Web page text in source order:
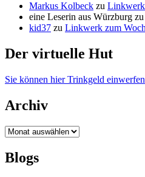
Markus Kolbeck zu Linkwerk
eine Leserin aus Würzburg zu
kid37 zu Linkwerk zum
Der virtuelle Hut
Sie können hier Trinkgeld einwerfen
Archiv
Archiv
Blogs